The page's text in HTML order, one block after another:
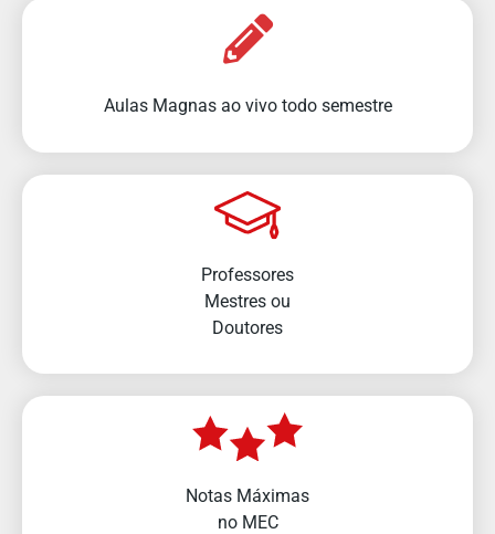
Aulas Magnas ao vivo todo semestre
Professores
Mestres ou
Doutores
Notas Máximas
no MEC